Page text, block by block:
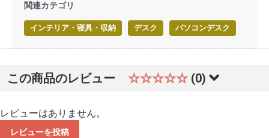
関連カテゴリ
インテリア・寝具・収納 デスク パソコンデスク
この商品のレビュー ☆☆☆☆☆ (0)
レビューはありません。
レビューを投稿